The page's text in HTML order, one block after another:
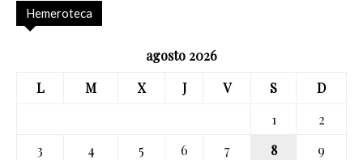
Hemeroteca
agosto 2026
L
M X J V S
D
1
2
3
4 5 6 7 8
9